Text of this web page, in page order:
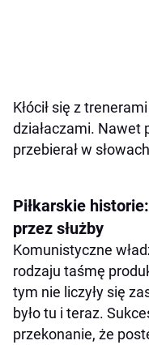
Kłócił się z
działaczami. Nawet
przebierał w
Piłkarskie
przez służby
Komunistyczne
rodzaju taśmę
tym nie liczyły się
było tu i teraz.
przekonanie, że